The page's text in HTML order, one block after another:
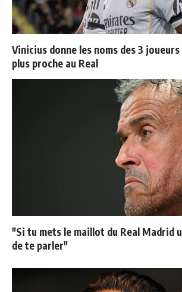
Vinicius donne les noms des 3
plus proche au Real
"Si tu mets le maillot du Real Madrid
de te parler"